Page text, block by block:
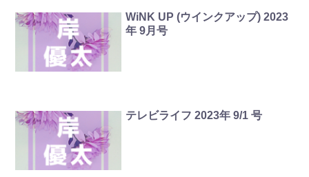
WiNK UP (ウインクアップ) 2023
年 9月号
テレビライフ 2023年 9/1 号